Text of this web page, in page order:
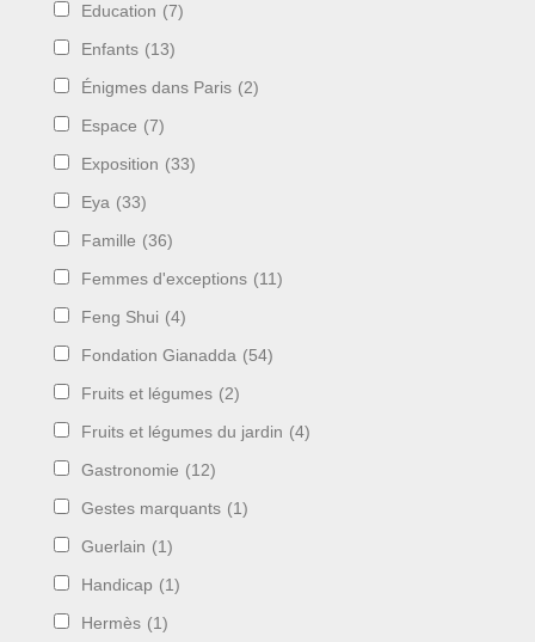
Education (7)
Enfants (13)
Énigmes dans Paris (2)
Espace (7)
Exposition (33)
Eya (33)
Famille (36)
Femmes d'exceptions (11)
Feng Shui (4)
Fondation Gianadda (54)
Fruits et légumes (2)
Fruits et légumes du jardin (4)
Gastronomie (12)
Gestes marquants (1)
Guerlain (1)
Handicap (1)
Hermès (1)